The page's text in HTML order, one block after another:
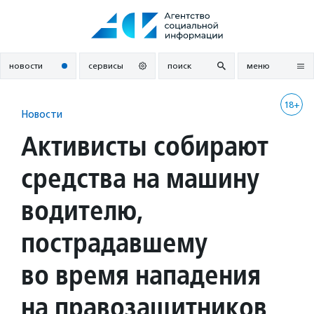
новости сервисы поиск меню
18+
Новости
Активисты собирают
средства на машину
водителю,
пострадавшему
во время нападения
на правозащитников